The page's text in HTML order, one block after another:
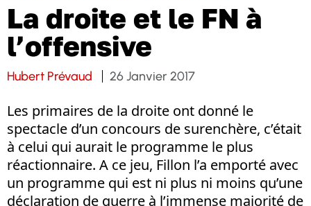
La droite et le FN à
l’offensive
Hubert Prévaud 26 Janvier 2017
Les primaires de la droite ont donné le
spectacle d’un concours de surenchère, c’était
à celui qui aurait le programme le plus
réactionnaire. A ce jeu, Fillon l’a emporté avec
un programme qui est ni plus ni moins qu’une
déclaration de guerre à l’immense majorité de